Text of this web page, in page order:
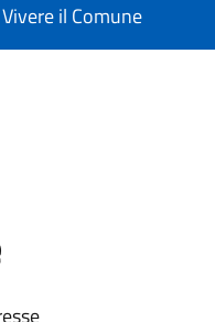
Vivere il Comune